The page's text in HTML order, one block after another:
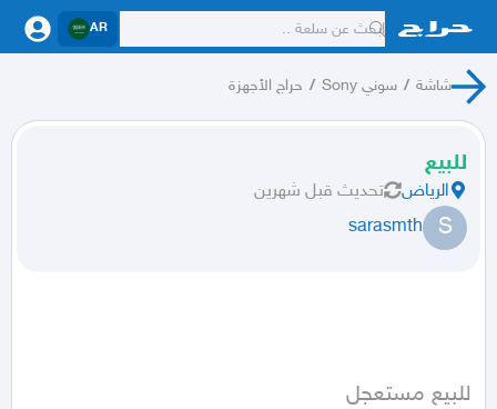
AR
شاشة / سوني Sony / حراج الأجهزة
للبيع
الرياض تحديث قبل شهرين
S
sarasmth
للبيع مستعجل